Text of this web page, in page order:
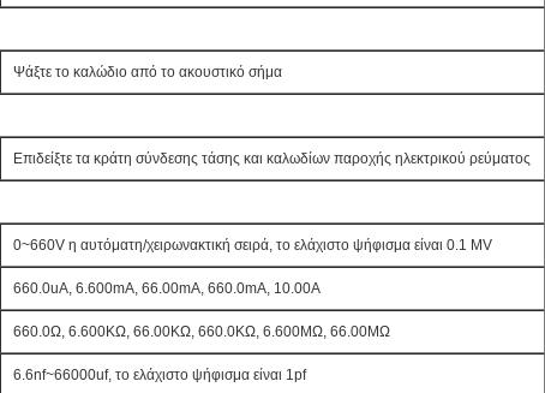
Ψάξτε το καλώδιο από το ακουστικό σήμα
Επιδείξτε τα κράτη σύνδεσης τάσης και καλωδίων παροχής ηλεκτρικού ρεύματος
0~660V η αυτόματη/χειρωνακτική σειρά, το ελάχιστο ψήφισμα είναι 0.1 MV
660.0uA, 6.600mA, 66.00mA, 660.0mA, 10.00A
660.0Ω, 6.600KΩ, 66.00KΩ, 660.0KΩ, 6.600MΩ, 66.00MΩ
6.6nf~66000uf, το ελάχιστο ψήφισμα είναι 1pf